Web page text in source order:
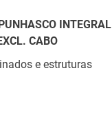
INTEGRAL
CABO
e estruturas